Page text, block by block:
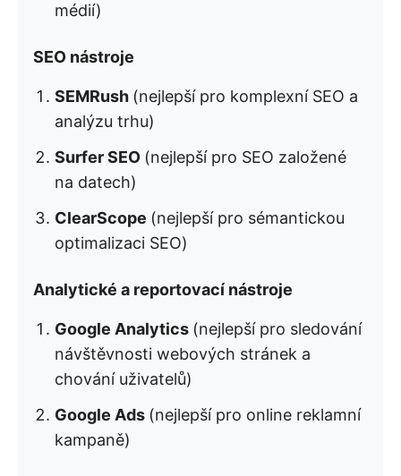
médií)
SEO nástroje
SEMRush (nejlepší pro komplexní SEO a
analýzu trhu)
Surfer SEO (nejlepší pro SEO založené
na datech)
ClearScope (nejlepší pro sémantickou
optimalizaci SEO)
Analytické a reportovací nástroje
Google Analytics (nejlepší pro sledování
návštěvnosti webových stránek a
chování uživatelů)
Google Ads (nejlepší pro online reklamní
kampaně)